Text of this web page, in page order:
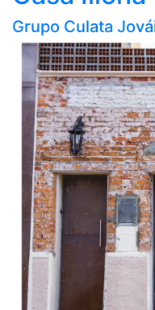
Grupo Culata